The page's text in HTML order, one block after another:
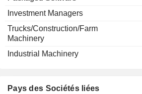
Investment Managers
Trucks/Construction/Farm
Machinery
Industrial Machinery
Pays des Sociétés liées